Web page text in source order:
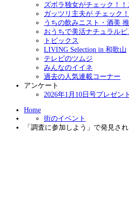
ズボラ独女がチェック！
ガッツリ主夫が チェック
うちの飲みニスト・酒美
おうちで美活ナチュラル
トピックス
LIVING Selection in 和歌山
テレビのツムジ
みんなのイイネ
過去の人気連載コーナー
アンケート
2026年1月10日号プレゼン
Home
街のイベント
「調査に参加しよう」で発見さ